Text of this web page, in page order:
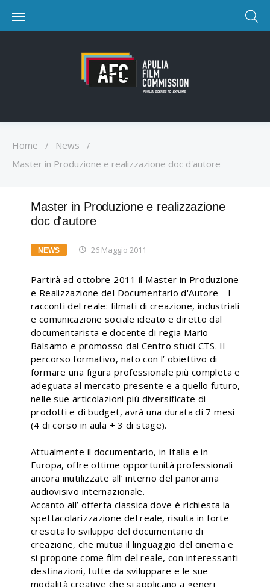
Home / News
/
Master in Produzione e realizzazione doc d'autore
Master in Produzione e realizzazione
doc d'autore
NEWS 26 Maggio 2011
Partirà ad ottobre 2011 il Master in Produzione
e Realizzazione del Documentario d'Autore - I
racconti del reale: filmati di creazione, industriali
e comunicazione sociale ideato e diretto dal
documentarista e docente di regia Mario
Balsamo e promosso dal Centro studi CTS. Il
percorso formativo, nato con l’ obiettivo di
formare una figura professionale più completa e
adeguata al mercato presente e a quello futuro,
nelle sue articolazioni più diversificate di
prodotti e di budget, avrà una durata di 7 mesi
(4 di corso in aula + 3 di stage).
Attualmente il documentario, in Italia e in
Europa, offre ottime opportunità professionali
ancora inutilizzate all’ interno del panorama
audiovisivo internazionale.
Accanto all’ offerta classica dove è richiesta la
spettacolarizzazione del reale, risulta in forte
crescita lo sviluppo del documentario di
creazione, che mutua il linguaggio del cinema e
si propone come film del reale, con interessanti
destinazioni, tutte da sviluppare e le sue
modalità creative che si applicano a generi